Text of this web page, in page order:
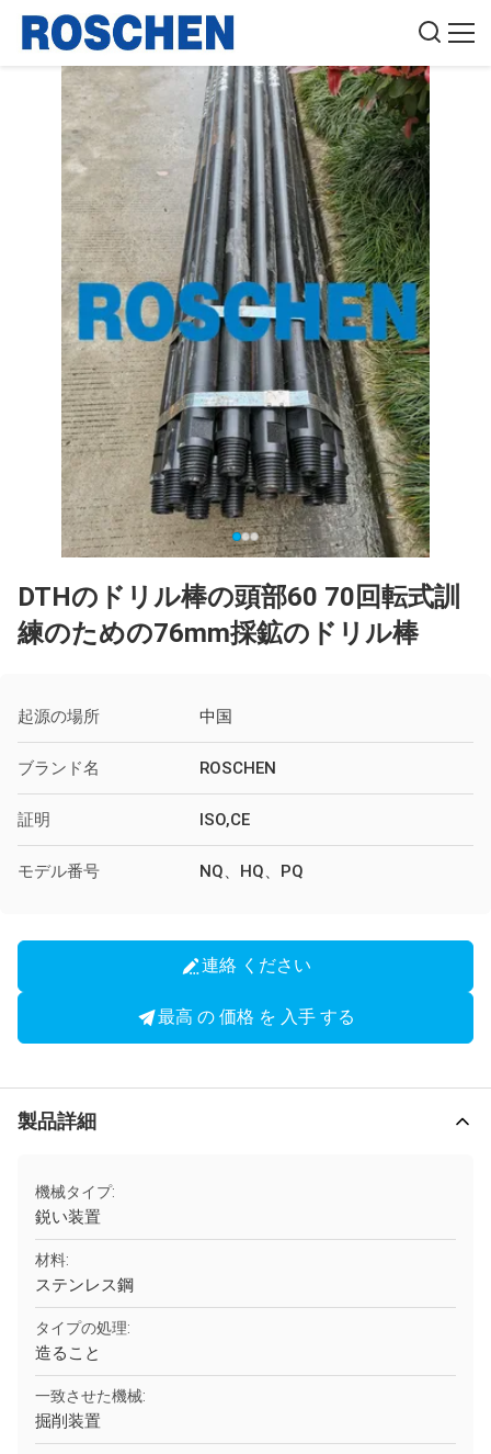
DTHのドリル棒の頭部60 70回転式訓
練のための76mm採鉱のドリル棒
起源の場所 中国
ブランド名 ROSCHEN
証明 ISO,CE
モデル番号 NQ、HQ、PQ
連絡 ください
最高 の 価格 を 入手 する
製品詳細
機械タイプ:
鋭い装置
材料:
ステンレス鋼
タイプの処理:
造ること
一致させた機械:
掘削装置